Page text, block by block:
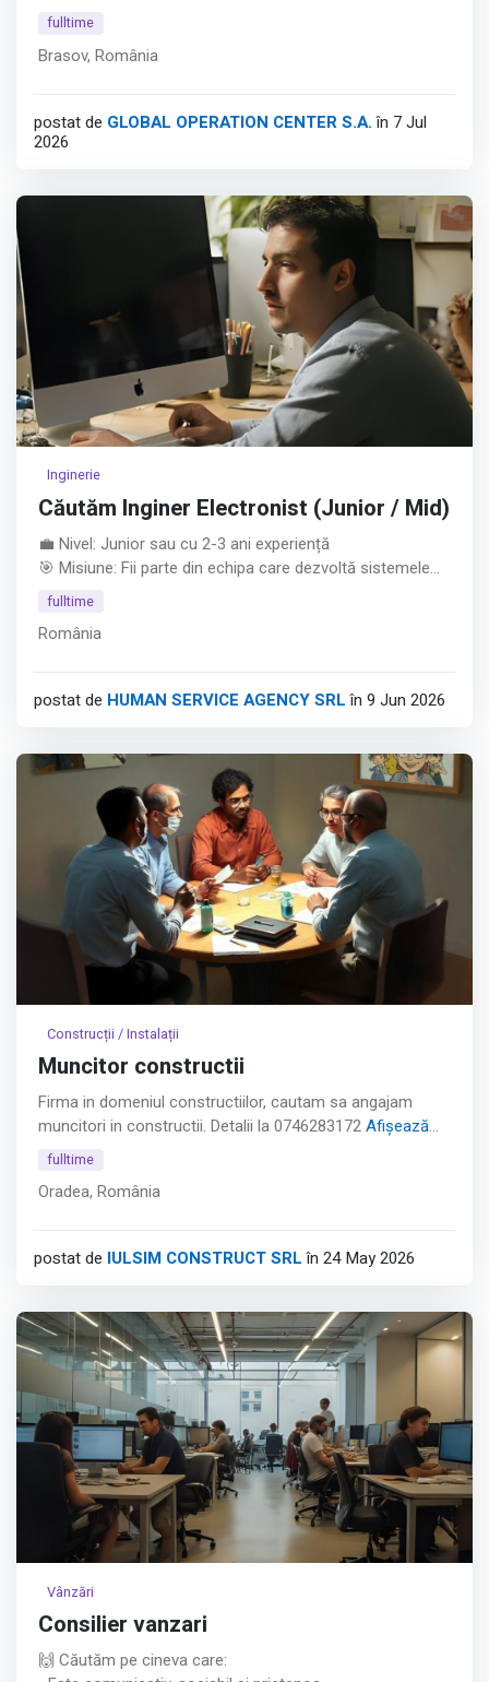
Hyperfy® aduce inovația în securitatea fizică. În ADN-ul
în întregime intern, cu obiectivul de a depăși limitările date
fulltime
Brasov, România
postat de GLOBAL OPERATION CENTER S.A. în 7 Jul
2026
Inginerie
Căutăm Inginer Electronist (Junior / Mid)
💼 Nivel: Junior sau cu 2-3 ani experiență
🎯 Misiune: Fii parte din echipa care dezvoltă sistemele
electronice ale unora dintre cele mai precise aparaturi de
Ce așteptăm de la tine: • Studii superioare în Electronică,
cu 2-3 ani experiență în circuite, testare sau design
Afișează tot
fulltime
România
postat de HUMAN SERVICE AGENCY SRL în 9 Jun 2026
Construcții / Instalații
Muncitor constructii
Firma in domeniul constructiilor, cautam sa angajam
muncitori in constructii. Detalii la 0746283172 Afișează
tot
fulltime
Oradea, România
postat de IULSIM CONSTRUCT SRL în 24 May 2026
Vânzări
Consilier vanzari
🙌 Căutăm pe cineva care: